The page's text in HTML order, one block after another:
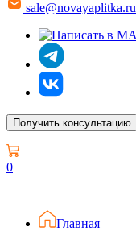
sale@novayaplitka.ru
Получить консультацию
0
Главная